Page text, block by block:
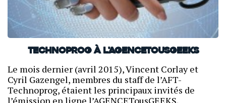
Technoprog à l'AgenceTousGEEKS
Le mois dernier (avril 2015), Vincent Corlay et
Cyril Gazengel, membres du staff de l’AFT-
Technoprog, étaient les principaux invités de
l’émission en ligne l’AGENCETousGEEKS.